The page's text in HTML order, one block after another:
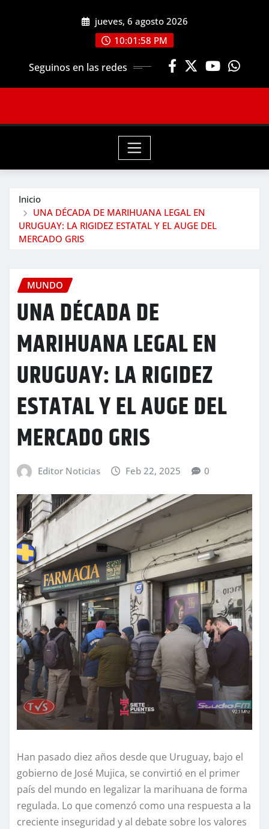
jueves, 6 agosto 2026
10:01:59 PM
Seguinos en las redes
Inicio
UNA DÉCADA DE MARIHUANA LEGAL EN
URUGUAY: LA RIGIDEZ ESTATAL Y EL AUGE DEL
MERCADO GRIS
MUNDO
UNA DÉCADA DE
MARIHUANA LEGAL EN
URUGUAY: LA RIGIDEZ
ESTATAL Y EL AUGE DEL
MERCADO GRIS
Editor Noticias Feb 22, 2025 0
Han pasado diez años desde que Uruguay, bajo el
gobierno de José Mujica, se convirtió en el primer
país del mundo en legalizar la marihuana de forma
regulada. Lo que comenzó como una respuesta a la
creciente inseguridad y al debate sobre los valores